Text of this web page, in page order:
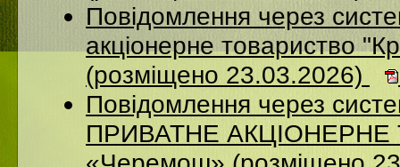
Повідомлення через
акцiонерне товариство
(розміщено 23.03.2026)
Повідомлення через
ПРИВАТНЕ АКЦІОНЕРНЕ